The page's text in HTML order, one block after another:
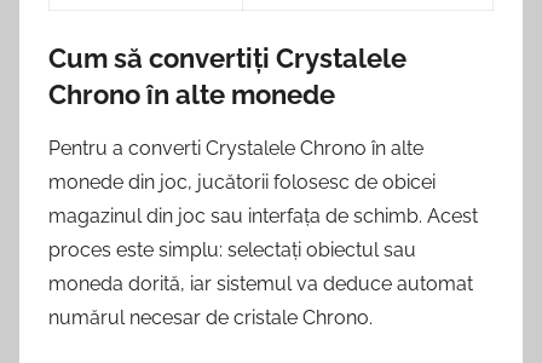
Cum să convertiți Crystalele
Chrono în alte monede
Pentru a converti Crystalele Chrono în alte
monede din joc, jucătorii folosesc de obicei
magazinul din joc sau interfața de schimb. Acest
proces este simplu: selectați obiectul sau
moneda dorită, iar sistemul va deduce automat
numărul necesar de cristale Chrono.